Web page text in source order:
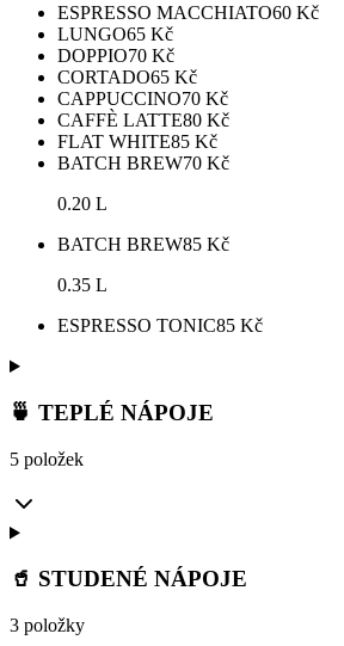
ESPRESSO MACCHIATO60 Kč
LUNGO65 Kč
DOPPIO70 Kč
CORTADO65 Kč
CAPPUCCINO70 Kč
CAFFÈ LATTE80 Kč
FLAT WHITE85 Kč
BATCH BREW70 Kč
0.20 L
BATCH BREW85 Kč
0.35 L
ESPRESSO TONIC85 Kč
🍵 TEPLÉ NÁPOJE
5 položek
🥤 STUDENÉ NÁPOJE
3 položky